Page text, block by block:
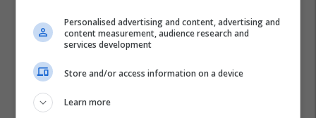
Personalised advertising and content, advertising and
content measurement, audience research and
services development
Store and/or access information on a device
Learn more